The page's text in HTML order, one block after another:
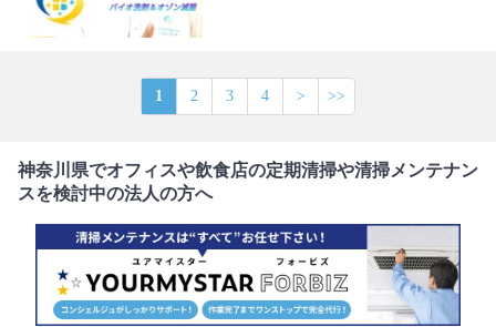
1 2 3 4 > >>
神奈川県でオフィスや飲食店の定期清掃や清掃メンテナン
スを検討中の法人の方へ